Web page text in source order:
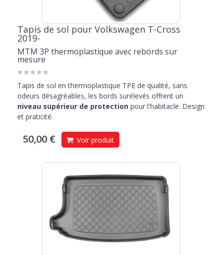
Tapis de sol pour Volkswagen T-Cross
2019-
MTM 3P thermoplastique avec rebords sur
mesure
Tapis de sol en thermoplastique TPE de qualité, sans
odeurs désagréables, les bords surélevés offrent un
niveau supérieur de protection pour l'habitacle. Design
et praticité.
50,00 € Voir produit